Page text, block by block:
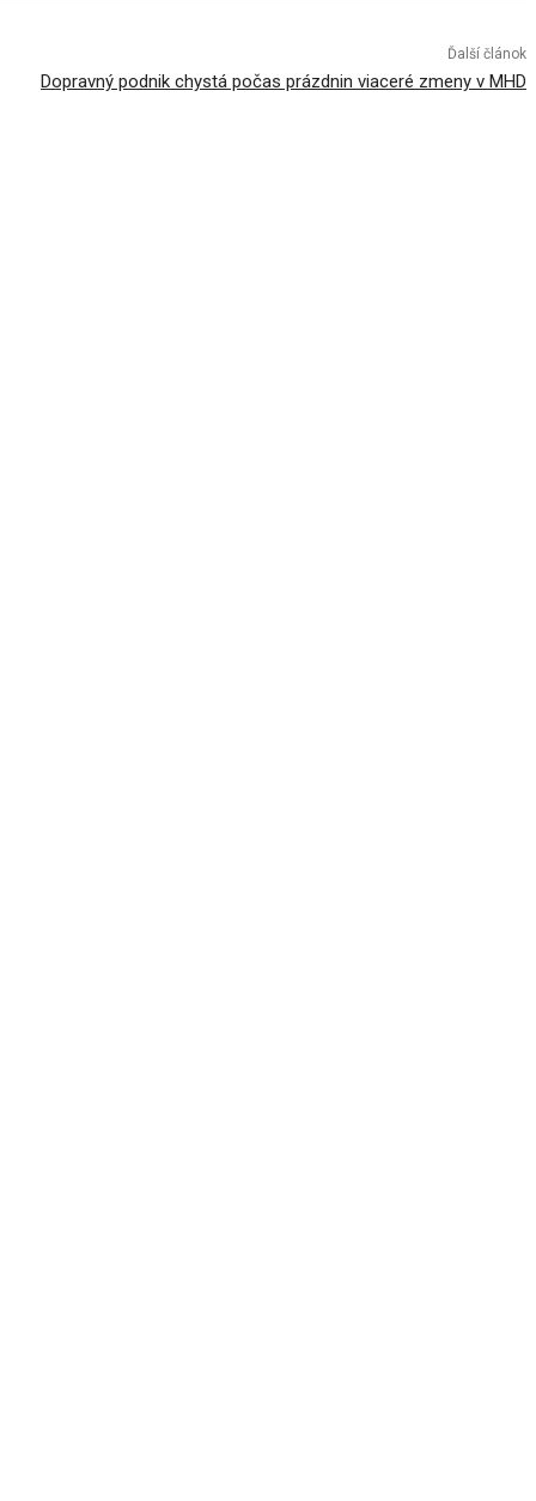
Ďalší článok
Dopravný podnik chystá počas prázdnin viaceré zmeny v MHD